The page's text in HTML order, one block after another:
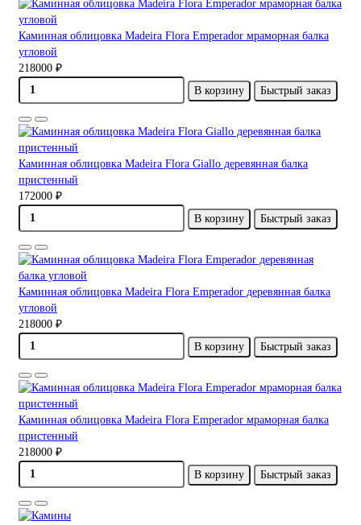
Каминная облицовка Madeira Flora Emperador мраморная балка
угловой
218000 ₽
В корзину
Быстрый заказ
Каминная облицовка Madeira Flora Giallo деревянная балка
пристенный
172000 ₽
В корзину
Быстрый заказ
Каминная облицовка Madeira Flora Emperador деревянная балка
угловой
218000 ₽
В корзину
Быстрый заказ
Каминная облицовка Madeira Flora Emperador мраморная балка
пристенный
218000 ₽
В корзину
Быстрый заказ